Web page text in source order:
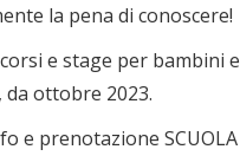
la pena di conoscere!
e stage per bambini e
da ottobre 2023.
e prenotazione SCUOLA